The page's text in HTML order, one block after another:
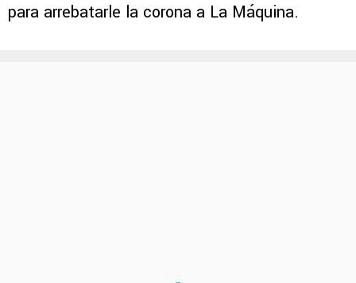
para arrebatarle la corona a La Máquina.